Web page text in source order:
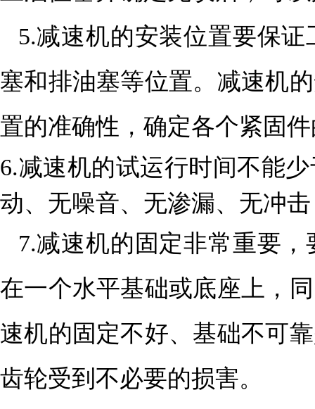
5.减速机的安装位置要保
塞和排油塞等位置。减速机
置的准确性，确定各个紧固
6.减速机的试运行时间不能
动、无噪音、无渗漏、无冲
7.减速机的固定非常重要
在一个水平基础或底座上，
速机的固定不好、基础不可
齿轮受到不必要的损害。